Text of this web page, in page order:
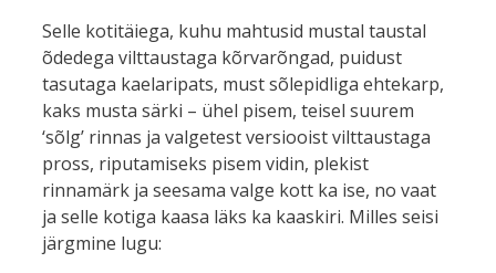
Selle kotitäiega, kuhu mahtusid mustal taustal
õdedega vilttaustaga kõrvarõngad, puidust
tasutaga kaelaripats, must sõlepidliga ehtekarp,
kaks musta särki – ühel pisem, teisel suurem
‘sõlg’ rinnas ja valgetest versiooist vilttaustaga
pross, riputamiseks pisem vidin, plekist
rinnamärk ja seesama valge kott ka ise, no vaat
ja selle kotiga kaasa läks ka kaaskiri. Milles seisi
järgmine lugu: